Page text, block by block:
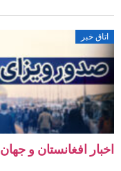
اتاق خبر
اخبار افغانستان و جهان ۱۱ اسد ۱۴۰۵